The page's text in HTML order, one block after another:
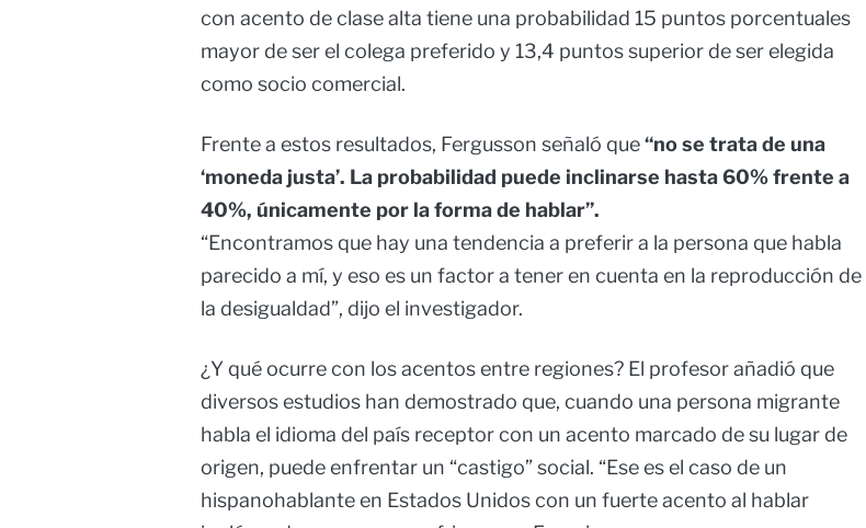
con acento de clase alta tiene una probabilidad 15 puntos porcentuales
mayor de ser el colega preferido y 13,4 puntos superior de ser elegida
como socio comercial.
Frente a estos resultados, Fergusson señaló que“no se trata de una
‘moneda justa’. La probabilidad puede inclinarse hasta 60% frente a
40%, únicamente por la forma de hablar”.
“Encontramos que hay una tendencia a preferir a la persona que habla
parecido a mí, y eso es un factor a tener en cuenta en la reproducción de
la desigualdad”, dijo el investigador.
¿Y qué ocurre con los acentos entre regiones? El profesor añadió que
diversos estudios han demostrado que, cuando una persona migrante
habla el idioma del país receptor con un acento marcado de su lugar de
origen, puede enfrentar un “castigo” social. “Ese es el caso de un
hispanohablante en Estados Unidos con un fuerte acento al hablar